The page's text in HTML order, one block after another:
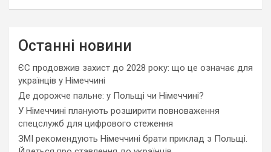
Останні новини
ЄС продовжив захист до 2028 року: що це означає для
українців у Німеччині
Де дорожче пальне: у Польщі чи Німеччині?
У Німеччині планують розширити повноваження
спецслужб для цифрового стеження
ЗМІ рекомендують Німеччині брати приклад з Польщі.